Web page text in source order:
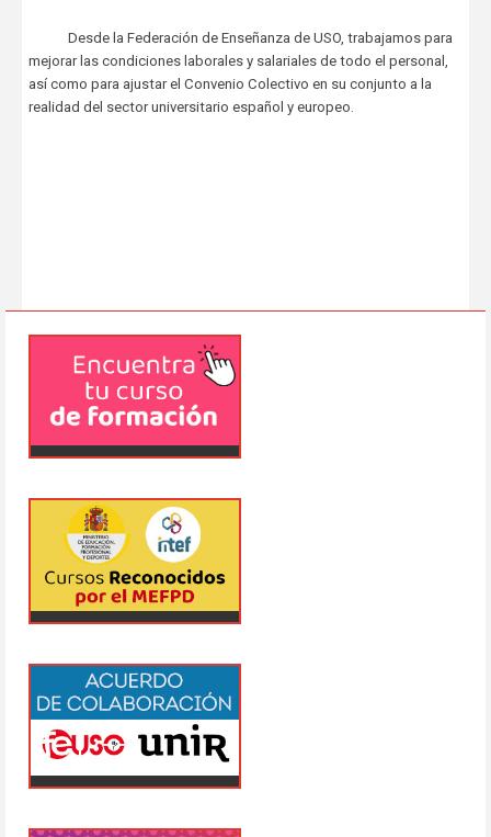
Desde la Federación de Enseñanza de USO, trabajamos para
mejorar las condiciones laborales y salariales de todo el personal,
así como para ajustar el Convenio Colectivo en su conjunto a la
realidad del sector universitario español y europeo.